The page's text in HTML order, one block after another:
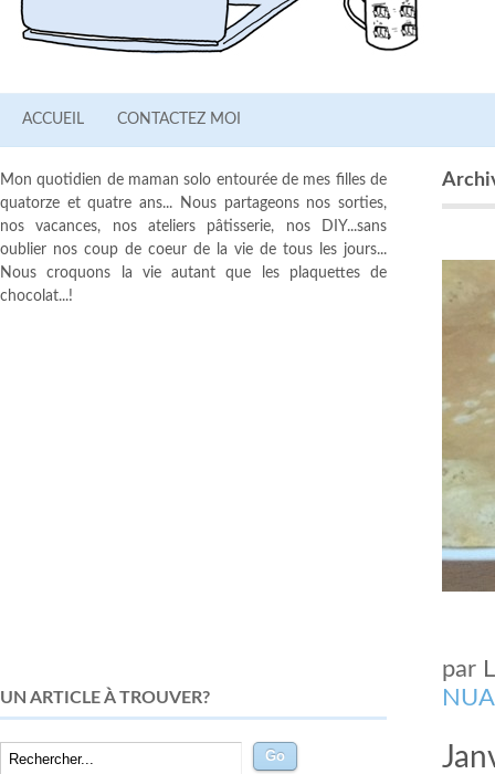
ACCUEIL CONTACTEZ MOI
par
Mon quotidien de maman solo entourée de mes filles de
quatorze et quatre ans... Nous partageons nos sorties,
nos vacances, nos ateliers pâtisserie, nos DIY...sans
oublier nos coup de coeur de la vie de tous les jours...
Nous croquons la vie autant que les plaquettes de
chocolat...!
UN ARTICLE À TROUVER?